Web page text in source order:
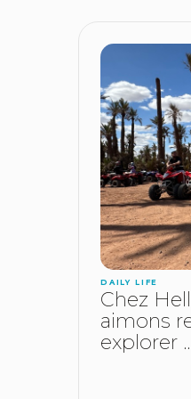
DAILY LIFE
Chez
aimons
explorer